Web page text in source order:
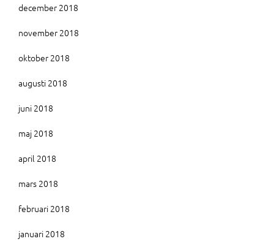
december 2018
november 2018
oktober 2018
augusti 2018
juni 2018
maj 2018
april 2018
mars 2018
februari 2018
januari 2018